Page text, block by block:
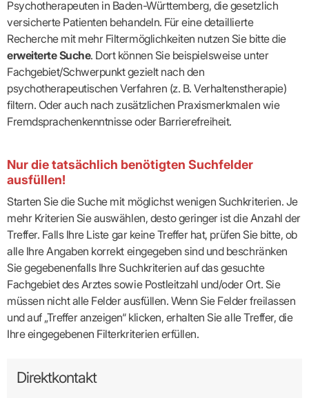
Psychotherapeuten in Baden-Württemberg, die gesetzlich
versicherte Patienten behandeln. Für eine detaillierte
Recherche mit mehr Filtermöglichkeiten nutzen Sie bitte die
erweiterte Suche. Dort können Sie beispielsweise unter
Fachgebiet/Schwerpunkt gezielt nach den
psychotherapeutischen Verfahren (z. B. Verhaltenstherapie)
filtern. Oder auch nach zusätzlichen Praxismerkmalen wie
Fremdsprachenkenntnisse oder Barrierefreiheit.
Nur die tatsächlich benötigten Suchfelder
ausfüllen!
Starten Sie die Suche mit möglichst wenigen Suchkriterien. Je
mehr Kriterien Sie auswählen, desto geringer ist die Anzahl der
Treffer. Falls Ihre Liste gar keine Treffer hat, prüfen Sie bitte, ob
alle Ihre Angaben korrekt eingegeben sind und beschränken
Sie gegebenenfalls Ihre Suchkriterien auf das gesuchte
Fachgebiet des Arztes sowie Postleitzahl und/oder Ort. Sie
müssen nicht alle Felder ausfüllen. Wenn Sie Felder freilassen
und auf „Treffer anzeigen“ klicken, erhalten Sie alle Treffer, die
Ihre eingegebenen Filterkriterien erfüllen.
Direktkontakt